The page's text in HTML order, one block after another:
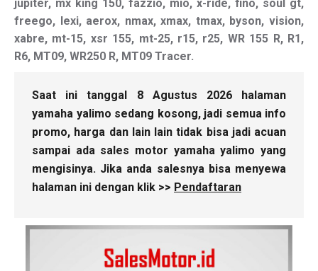
jupiter, mx king 150, fazzio, mio, x-ride, fino, soul gt,
freego, lexi, aerox, nmax, xmax, tmax, byson, vision,
xabre, mt-15, xsr 155, mt-25, r15, r25, WR 155 R, R1,
R6, MT09, WR250 R, MT09 Tracer.
Saat ini tanggal 8 Agustus 2026 halaman
yamaha yalimo sedang kosong, jadi semua info
promo, harga dan lain lain tidak bisa jadi acuan
sampai ada sales motor yamaha yalimo yang
mengisinya. Jika anda salesnya bisa menyewa
halaman ini dengan klik >> Pendaftaran